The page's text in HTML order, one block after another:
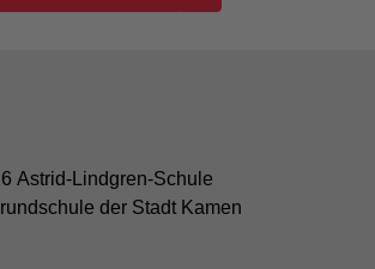
Astrid-Lindgren-Schule
der Stadt Kamen